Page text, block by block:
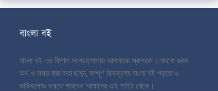
বাংলা বই
বাংলা বই এর বিশাল সংগ্রহশালায় আপনাকে স্বাগতম।কোনো রকম
অর্থ ও সময় ব্যয় করা ছাড়া, সম্পূর্ণ বিনামূল্যে বাংলা বই পড়তে ও
ডাউনলোড করতে পারবেন আমাদের এই সাইট থেকে।